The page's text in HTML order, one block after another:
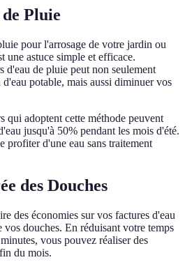
Pluie
pour l'arrosage de votre jardin ou
une astuce simple et efficace.
d'eau de pluie peut non seulement
potable, mais aussi diminuer vos
qui adoptent cette méthode peuvent
jusqu'à 50% pendant les mois d'été.
profiter d'une eau sans traitement
des Douches
des économies sur vos factures d'eau
vos douches. En réduisant votre temps
vous pouvez réaliser des
du mois.